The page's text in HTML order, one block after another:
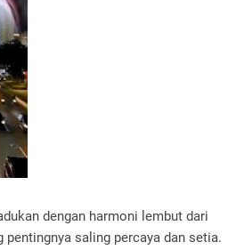
dengan harmoni lembut dari
saling percaya dan setia.